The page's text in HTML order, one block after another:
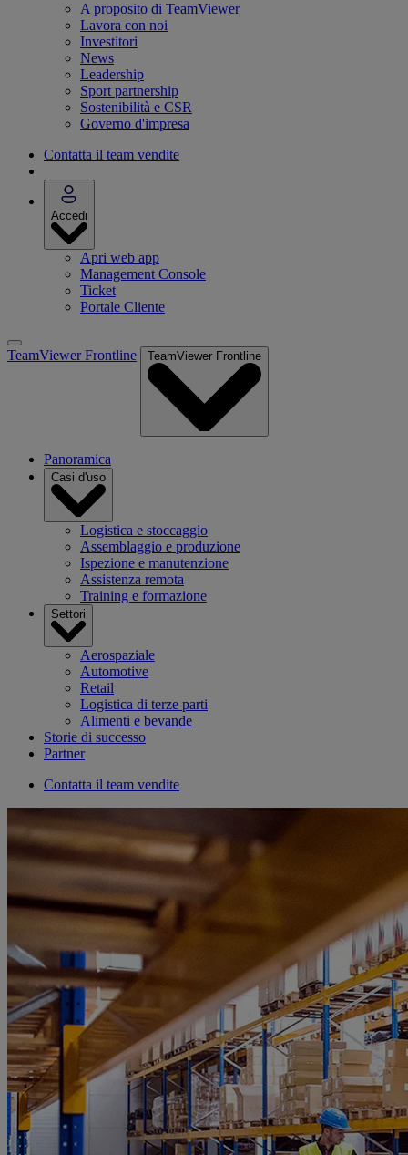
A proposito di TeamViewer
Lavora con noi
Investitori
News
Leadership
Sport partnership
Sostenibilità e CSR
Governo d'impresa
Contatta il team vendite
Accedi
Apri web app
Management Console
Ticket
Portale Cliente
TeamViewer Frontline TeamViewer Frontline
Panoramica
Casi d'uso
Logistica e stoccaggio
Assemblaggio e produzione
Ispezione e manutenzione
Assistenza remota
Training e formazione
Settori
Aerospaziale
Automotive
Retail
Logistica di terze parti
Alimenti e bevande
Storie di successo
Partner
Contatta il team vendite